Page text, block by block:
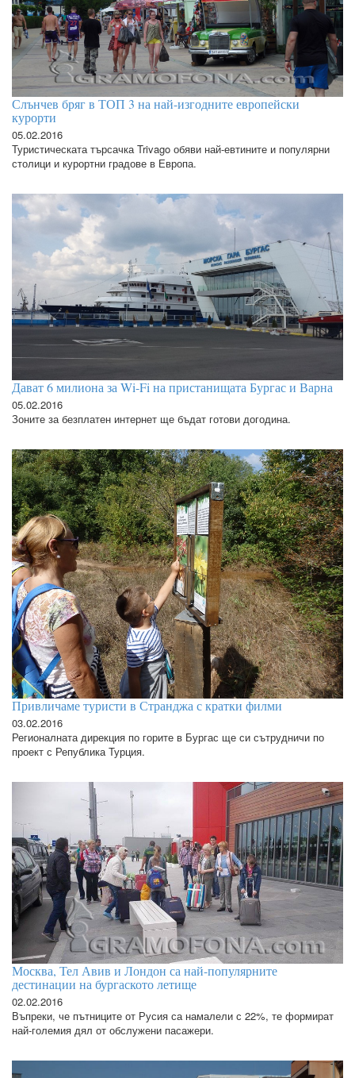
Слънчев бряг в ТОП 3 на най-изгодните европейски
курорти
05.02.2016
Туристическата търсачка Trivago обяви най-евтините и популярни
столици и курортни градове в Европа.
Дават 6 милиона за Wi-Fi на пристанищата Бургас и Варна
05.02.2016
Зоните за безплатен интернет ще бъдат готови догодина.
Привличаме туристи в Странджа с кратки филми
03.02.2016
Регионалната дирекция по горите в Бургас ще си сътрудничи по
проект с Република Турция.
Москва, Тел Авив и Лондон са най-популярните
дестинации на бургаското летище
02.02.2016
Въпреки, че пътниците от Русия са намалели с 22%, те формират
най-големия дял от обслужени пасажери.